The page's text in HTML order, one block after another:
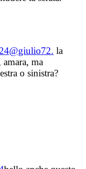
@giulio72. la
amara, ma
o sinistra?